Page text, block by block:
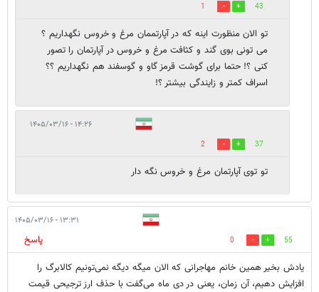
43
1
تو الان منظورت اینه که در آپارتممان مرغ و خروس نگهداریم ؟
می تونی بوی گند و کثافت مرغ و خروس در آپارتمان را تصور
کنی ؟! حتما برای گوشت قرمز گاو و گوسفند هم نگهداریم ؟؟
اسراف کمتر و زایندگی بیشتر ؟!
۱۴:۲۶ - ۱۴۰۵/۰۳/۱۶
37
2
تو توی آپارتمان مرغ و خروس نگه دار
۱۳:۳۱ - ۱۴۰۵/۰۳/۱۶
55
0
پاسخ
یادش بخیر همین خانم مهاجرانی که الان میگه دیگه نمی‌تونیم کالابرگ را
افزایش دهیم، آن زمان، یعنی در دی ماه می‌گفت با حذف ارز ترجیحی قیمت